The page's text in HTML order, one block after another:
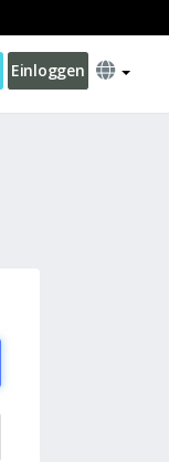
Einloggen